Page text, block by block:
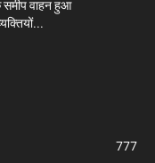
समीप वाहन हुआ
777